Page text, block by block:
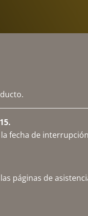
fecha de
páginas de